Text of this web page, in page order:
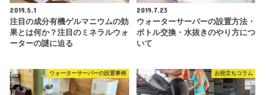
2019.5.1
注目の成分有機ゲルマニウムの効
果とは何か？注目のミネラルウォ
ーターの謎に迫る
2019.7.23
ウォーターサーバーの設置方法・
ボトル交換・水抜きのやり方につ
いて
ウォーターサーバーの設置事例 お役立ちコラム